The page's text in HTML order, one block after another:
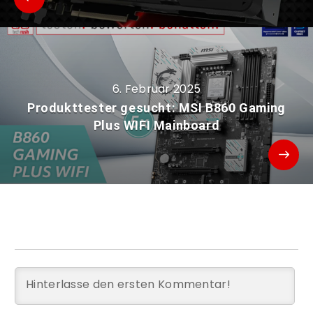
6. Februar 2025
Produkttester gesucht: MSI B860 Gaming
Plus WIFI Mainboard